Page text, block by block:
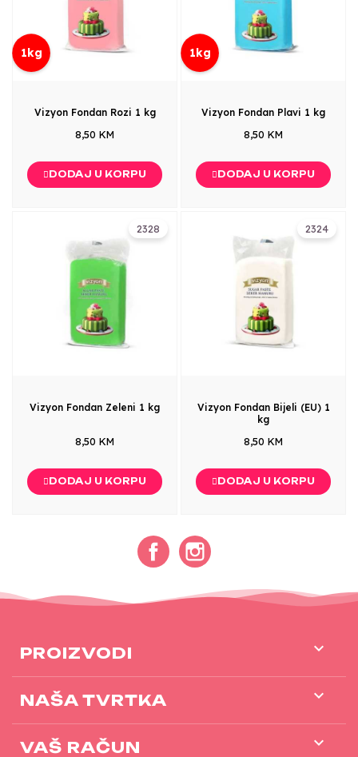
1kg
Vizyon Fondan Rozi 1 kg
8,50 KM
DODAJ U KORPU
1kg
Vizyon Fondan Plavi 1 kg
8,50 KM
DODAJ U KORPU
2328
Vizyon Fondan Zeleni 1 kg
8,50 KM
DODAJ U KORPU
2324
Vizyon Fondan Bijeli (EU) 1
kg
8,50 KM
DODAJ U KORPU
Facebook
PROIZVODI 
NAŠA TVRTKA 
VAŠ RAČUN 